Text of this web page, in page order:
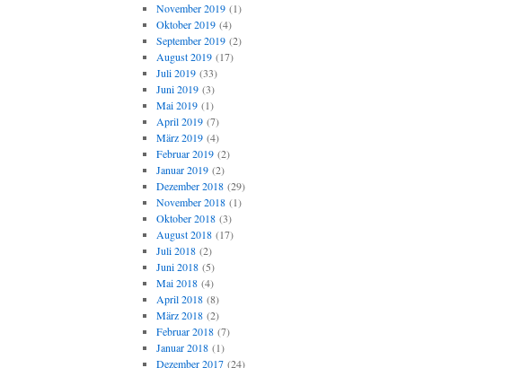
November 2019(1)
Oktober 2019(4)
September 2019(2)
August 2019(17)
Juli 2019(33)
Juni 2019(3)
Mai 2019(1)
April 2019(7)
März 2019(4)
Februar 2019(2)
Januar 2019(2)
Dezember 2018(29)
November 2018(1)
Oktober 2018(3)
August 2018(17)
Juli 2018(2)
Juni 2018(5)
Mai 2018(4)
April 2018(8)
März 2018(2)
Februar 2018(7)
Januar 2018(1)
Dezember 2017(24)